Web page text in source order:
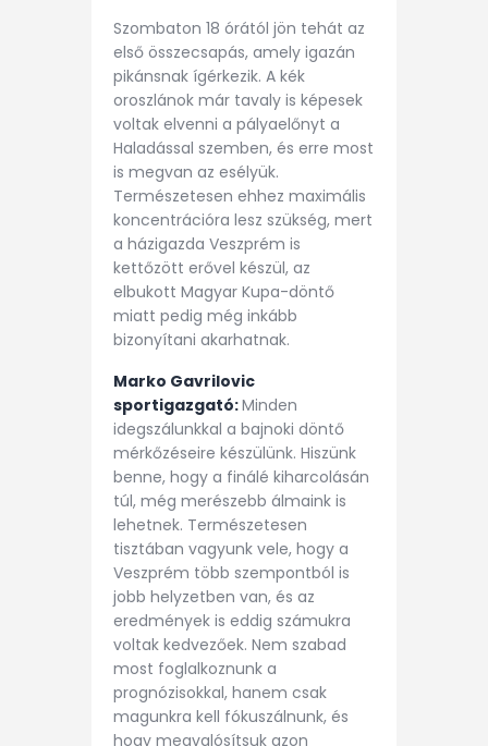
Szombaton 18 órától jön tehát az
első összecsapás, amely igazán
pikánsnak ígérkezik. A kék
oroszlánok már tavaly is képesek
voltak elvenni a pályaelőnyt a
Haladással szemben, és erre most
is megvan az esélyük.
Természetesen ehhez maximális
koncentrációra lesz szükség, mert
a házigazda Veszprém is
kettőzött erővel készül, az
elbukott Magyar Kupa-döntő
miatt pedig még inkább
bizonyítani akarhatnak.
Marko Gavrilovic
sportigazgató:Minden
idegszálunkkal a bajnoki döntő
mérkőzéseire készülünk. Hiszünk
benne, hogy a finálé kiharcolásán
túl, még merészebb álmaink is
lehetnek. Természetesen
tisztában vagyunk vele, hogy a
Veszprém több szempontból is
jobb helyzetben van, és az
eredmények is eddig számukra
voltak kedvezőek. Nem szabad
most foglalkoznunk a
prognózisokkal, hanem csak
magunkra kell fókuszálnunk, és
hogy megvalósítsuk azon